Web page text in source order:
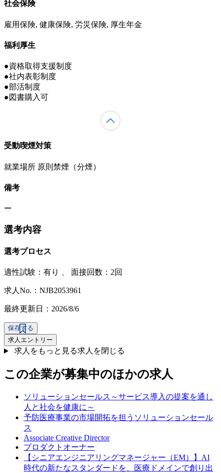
社会保険
雇用保険, 健康保険, 労災保険, 厚生年金
福利厚生
●資格取得支援制度
●社内表彰制度
●部活制度
●図書購入可
受動喫煙対策
就業場所 原則禁煙（分煙）
備考
ー
選考内容
選考プロセス
適性試験： 有り 、 面接回数：2回
求人No.：NJB2053961
最終更新日：2026/8/6
保存する
求人エントリー
求人をもっと見る求人を閉じる
この企業が募集中のほかの求人
ソリューションセールス～サービス導入の提案を通し
人と社会を健康に～
予防医療事業の市場開拓を担うソリューションセール
ス
Associate Creative Director
プロダクトオーナー
【シニアエンジニアリングマネージャー（EM）】AI
時代の新たなスタンダードを、医療ドメインで創り出